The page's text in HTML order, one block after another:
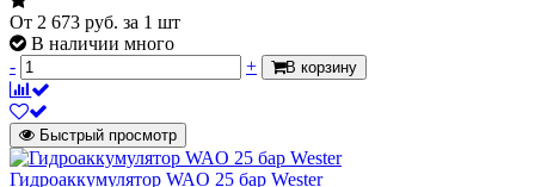
От 2 673 руб. за 1 шт
В наличии много
-
+ В корзину
Быстрый просмотр
Гидроаккумулятор WAO 25 бар Wester